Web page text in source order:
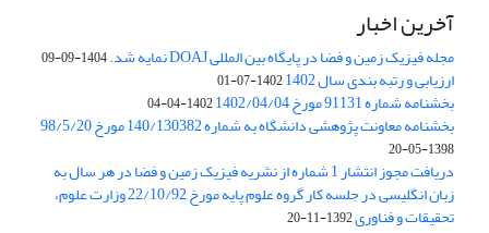
آخرین اخبار
مجله فیزیک زمین و فضا در پایگاه بین المللی DOAJ نمایه شد. 1404-09-09
ارزیابی و رتبه بندی سال 1402 1402-07-01
بخشنامه شماره 91131 مورخ 1402/04/04 1402-04-04
بخشنامه معاونت پژوهشی دانشگاه به شماره 140/130382 مورخ 98/5/20
1398-05-20
دریافت مجوز انتشار 1 شماره از نشریه فیزیک زمین و فضا در هر سال به
زبان انگلیسی در جلسه کار گروه علوم پایه مورخ 22/10/92 وزارت علوم،
تحقیقات و فناوری1392-11-20